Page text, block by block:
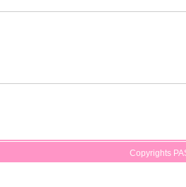
Copyrights